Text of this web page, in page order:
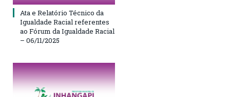
Ata e Relatório Técnico da
Igualdade Racial referentes
ao Fórum da Igualdade Racial
– 06/11/2025